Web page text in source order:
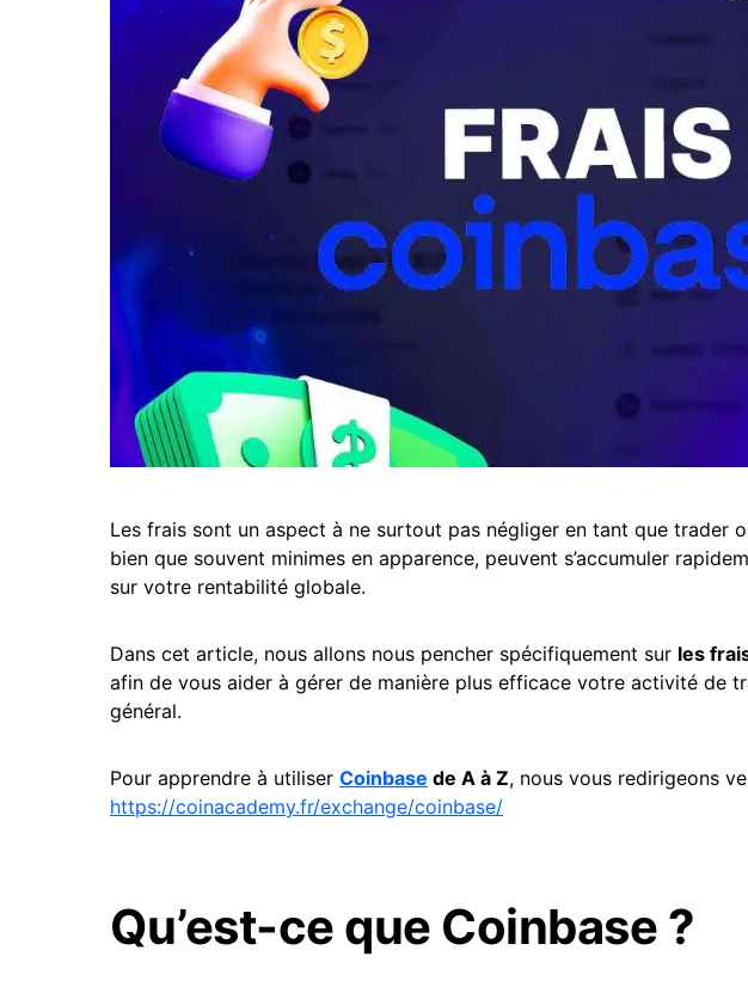
Les frais sont un aspect à ne surtout pas négliger en tant que trader
bien que souvent minimes en apparence, peuvent s’accumuler
sur votre rentabilité globale.
Dans cet article, nous allons nous pencher spécifiquement sur les
afin de vous aider à gérer de manière plus efficace votre activité de
général.
Pour apprendre à utiliser Coinbase de A à Z, nous vous redirigeons
https://coinacademy.fr/exchange/coinbase/
Qu’est-ce que Coinbase ?